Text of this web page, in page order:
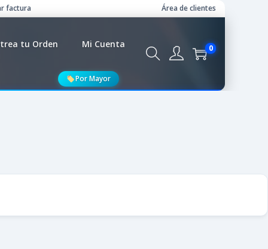
factura Área de clientes
tu Orden Mi Cuenta
Por Mayor
0